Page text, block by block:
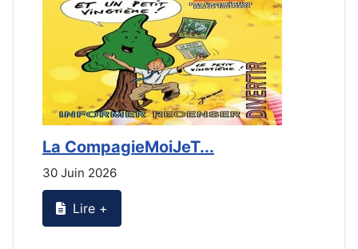
La CompagieMoiJeT...
30 Juin 2026
Lire +